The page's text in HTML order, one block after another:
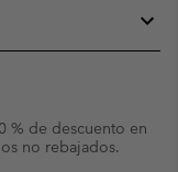
% de descuento en
no rebajados.